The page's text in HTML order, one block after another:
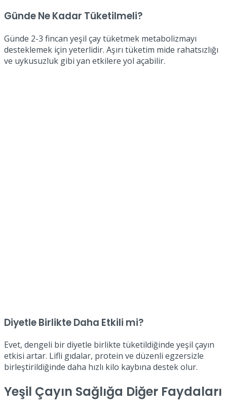
Günde Ne Kadar Tüketilmeli?
Günde 2-3 fincan yeşil çay tüketmek metabolizmayı
desteklemek için yeterlidir. Aşırı tüketim mide rahatsızlığı
ve uykusuzluk gibi yan etkilere yol açabilir.
Diyetle Birlikte Daha Etkili mi?
Evet, dengeli bir diyetle birlikte tüketildiğinde yeşil çayın
etkisi artar. Lifli gıdalar, protein ve düzenli egzersizle
birleştirildiğinde daha hızlı kilo kaybına destek olur.
Yeşil Çayın Sağlığa Diğer Faydaları